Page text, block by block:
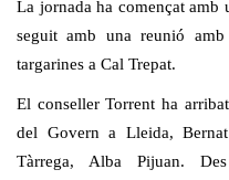
La jornada ha començat amb
seguit amb una reunió amb
targarines a Cal Trepat.
El conseller Torrent ha
del Govern a Lleida,
Tàrrega, Alba Pijuan.